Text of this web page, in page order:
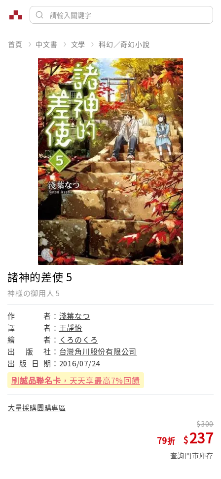
首頁 中文書 文學 科幻／奇幻小說
諸神的差使 5
神様の御用人 5
作 者： 淺葉なつ
譯
者： 王靜怡
繪
者： くろのくろ
出
版 社： 台灣角川股份有限公司
出 版 日 期： 2016/07/24
刷誠品聯名卡 ，天天享最高7%回饋
大量採購團購專區
79
300
237
查詢門市庫存